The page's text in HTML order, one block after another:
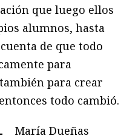
que luego ellos
alumnos, hasta
de que todo
para
para crear
todo cambió.
María Dueñas